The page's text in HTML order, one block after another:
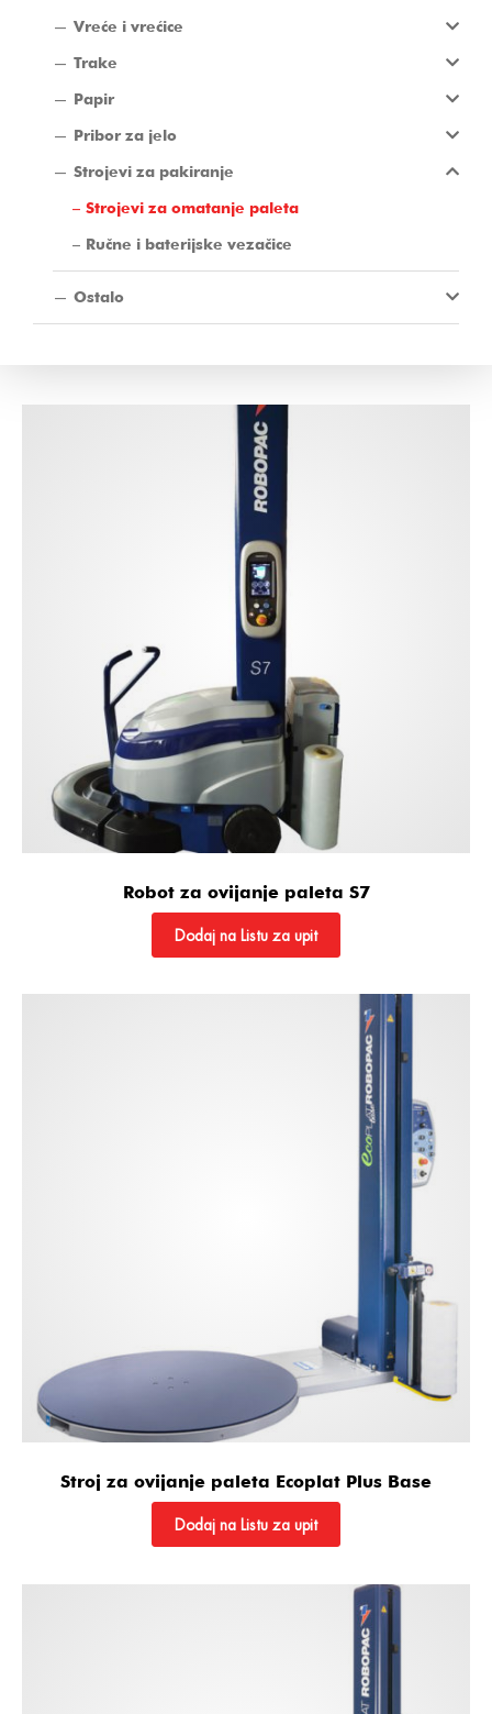
Vreće i vrećice
Trake
Papir
Pribor za jelo
Strojevi za pakiranje
Strojevi za omatanje paleta
Ručne i baterijske vezačice
Ostalo
Robot za ovijanje paleta S7
Dodaj na Listu za upit
Stroj za ovijanje paleta Ecoplat Plus Base
Dodaj na Listu za upit